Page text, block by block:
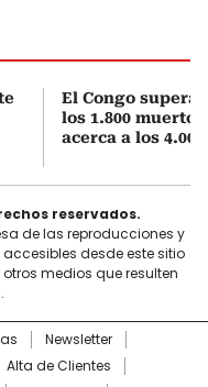
El Congo supera
los 1.800
acerca a los
reservados.
de las reproducciones y
desde este sitio
medios que resulten
Newsletter
Alta de Clientes